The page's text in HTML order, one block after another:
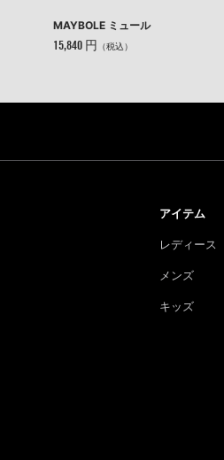
MAYBOLE ミュール
15,840 円 （税込）
アイテム
レディース
メンズ
キッズ